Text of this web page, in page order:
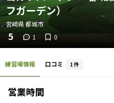
フガーデン）
宮崎県都城市
5 1 0
練習場情報 口コミ 1 件
営業時間